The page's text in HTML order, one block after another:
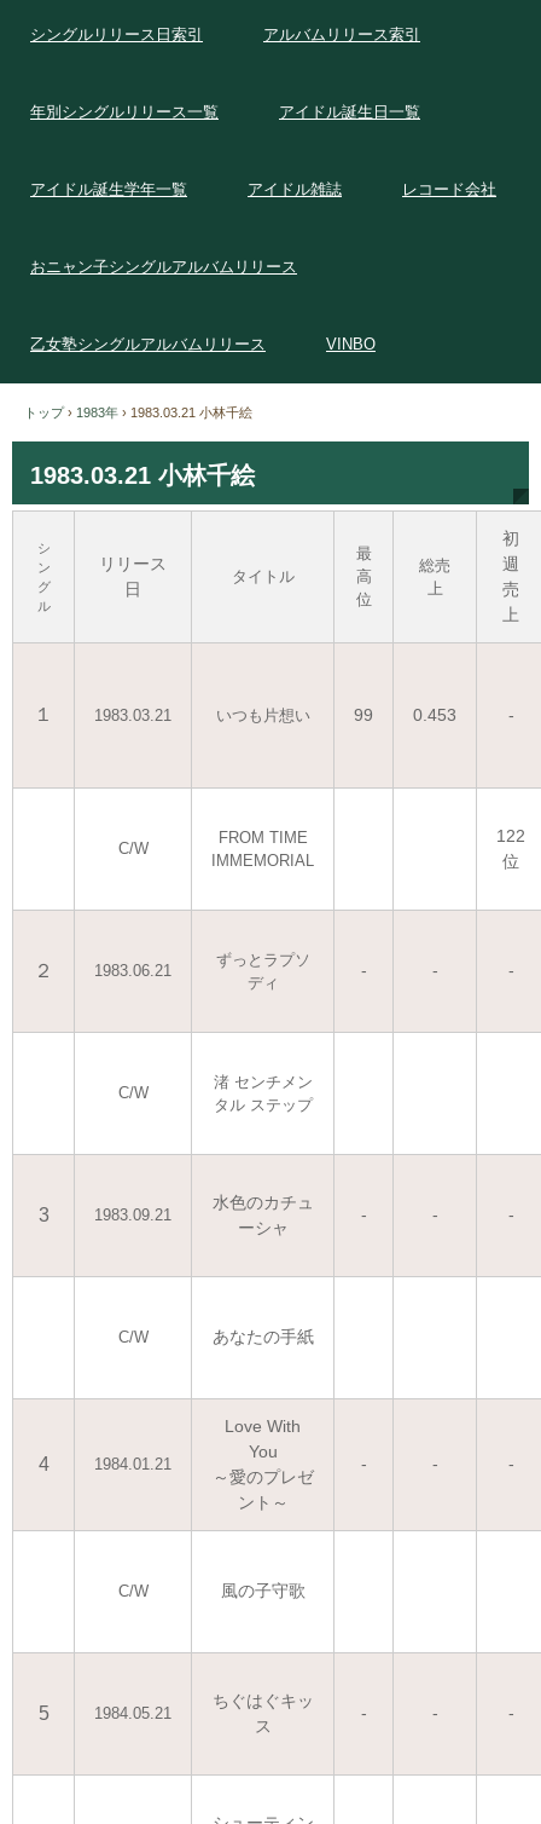
シングルリリース日索引 アルバムリリース索引
年別シングルリリース一覧 アイドル誕生日一覧
アイドル誕生学年一覧 アイドル雑誌 レコード会社
おニャン子シングルアルバムリリース
乙女塾シングルアルバムリリース VINBO
トップ › 1983年 › 1983.03.21 小林千絵
1983.03.21 小林千絵
シ
ン
グ
ル
リリース
日
タイトル
最
高
位
総売
上
初
週
売
上
１ 1983.03.21 いつも片想い 99 0.453 -
C/W
FROM TIME
IMMEMORIAL
122
位
２ 1983.06.21
ずっとラプソ
ディ
- - -
C/W
渚 センチメン
タル ステップ
3 1983.09.21
水色のカチュ
ーシャ
- - -
C/W あなたの手紙
4 1984.01.21
Love With
You
～愛のプレゼ
ント～
- - -
C/W 風の子守歌
5 1984.05.21
ちぐはぐキッ
ス
- - -